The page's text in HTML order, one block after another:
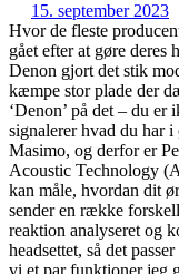
15. september 2023
Hvor de fleste
gået efter at gøre deres
Denon gjort det stik
kæmpe stor plade der
‘Denon’ på det – du
signalerer hvad du har i
Masimo, og derfor er
Acoustic Technology
kan måle, hvordan dit
sender en række
reaktion analyseret og
headsettet, så det